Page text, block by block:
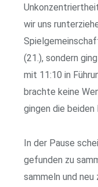
wir uns
(21.), sondern
mit 11:10 in
brachte keine
gingen die beiden
In der Pause
gefunden zu
sammeln und neu